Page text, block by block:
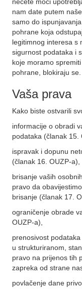
nam date putem
samo do
pohrane koja
legitimnog interesa s
sigurnost podataka i
koje moramo
pohrane, blokiraju se.
Vaša prava
Kako biste ostvarili
informacije o obradi
podataka (članak 15.
ispravak i dopunu
(članak 16. OUZP-a),
brisanje vaših
pravo da
brisanje (članak 17.
ograničenje obrade
OUZP-a),
prenosivost
u strukturiranom,
pravo na prijenos tih
zapreka od strane
povlačenje dane